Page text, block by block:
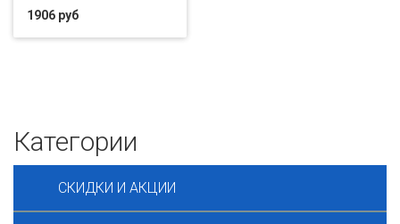
1906 руб
Категории
СКИДКИ И АКЦИИ